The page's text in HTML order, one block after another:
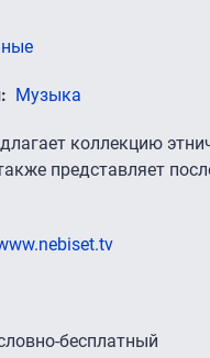
Музыка
коллекцию
представляет
бесплатный